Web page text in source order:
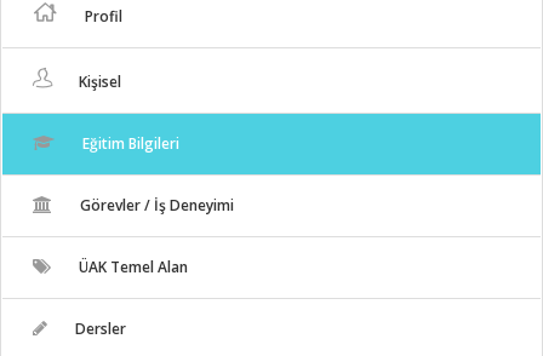
Profil
Kişisel
Eğitim Bilgileri
Görevler / İş Deneyimi
ÜAK Temel Alan
Dersler